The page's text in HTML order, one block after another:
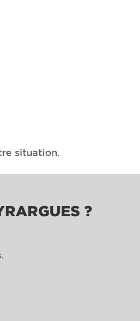
situation.
?